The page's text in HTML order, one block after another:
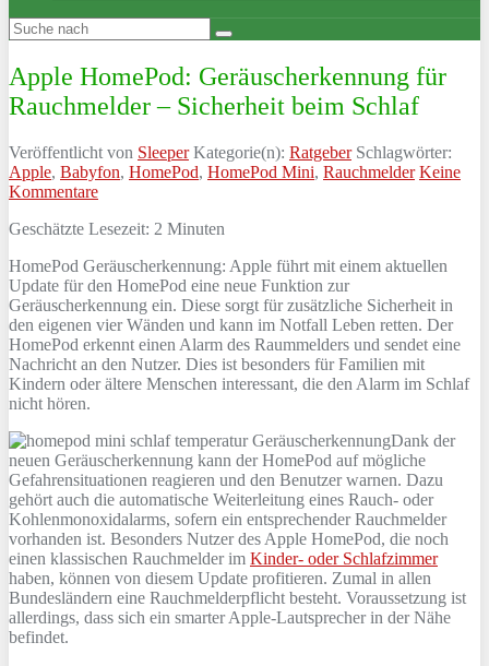
Apple HomePod: Geräuscherkennung für
Rauchmelder – Sicherheit beim Schlaf
Veröffentlicht von Sleeper Kategorie(n): RatgeberSchlagwörter:
Apple, Babyfon, HomePod, HomePod Mini, Rauchmelder Keine
Kommentare
Geschätzte Lesezeit: 2 Minuten
HomePod Geräuscherkennung: Apple führt mit einem aktuellen
Update für den HomePod eine neue Funktion zur
Geräuscherkennung ein. Diese sorgt für zusätzliche Sicherheit in
den eigenen vier Wänden und kann im Notfall Leben retten. Der
HomePod erkennt einen Alarm des Raummelders und sendet eine
Nachricht an den Nutzer. Dies ist besonders für Familien mit
Kindern oder ältere Menschen interessant, die den Alarm im Schlaf
nicht hören.
Dank der
neuen Geräuscherkennung kann der HomePod auf mögliche
Gefahrensituationen reagieren und den Benutzer warnen. Dazu
gehört auch die automatische Weiterleitung eines Rauch- oder
Kohlenmonoxidalarms, sofern ein entsprechender Rauchmelder
vorhanden ist. Besonders Nutzer des Apple HomePod, die noch
einen klassischen Rauchmelder im Kinder- oder Schlafzimmer
haben, können von diesem Update profitieren. Zumal in allen
Bundesländern eine Rauchmelderpflicht besteht. Voraussetzung ist
allerdings, dass sich ein smarter Apple-Lautsprecher in der Nähe
befindet.